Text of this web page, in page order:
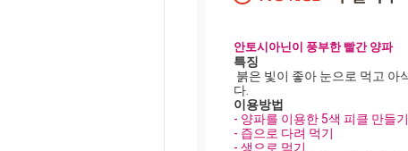
안토시아닌이 풍부한 빨간 양파
특징
다.
이용방법
- 양파를 이용한 5색 피클 만들기
- 즙으로 다려 먹기
- 생으로 먹기